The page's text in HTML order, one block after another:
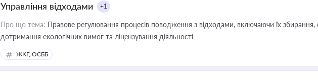
Управління відходами +1
Про що тема: Правове регулювання процесів поводження з відходами, включаючи їх збирання,
дотримання екологічних вимог та ліцензування діяльності
ЖКГ, ОСББ